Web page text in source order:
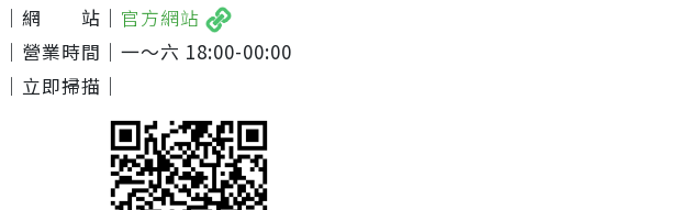
｜網 站｜ 官方網站
｜營業時間｜ 一～六 18:00-00:00
｜立即掃描｜